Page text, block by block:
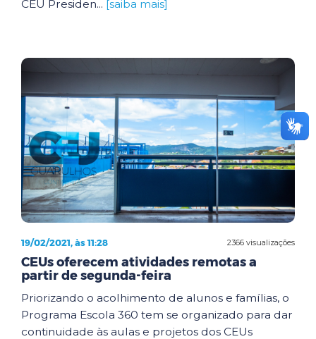
CEU Presiden... [saiba mais]
2366 visualizações
19/02/2021, às 11:28
CEUs oferecem atividades remotas a
partir de segunda-feira
Priorizando o acolhimento de alunos e famílias, o
Programa Escola 360 tem se organizado para dar
continuidade às aulas e projetos dos CEUs